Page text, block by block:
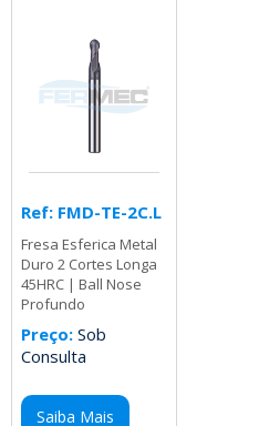
Ref: FMD-TE-2C.L
Fresa Esferica Metal
Duro 2 Cortes Longa
45HRC | Ball Nose
Profundo
Preço:Sob
Consulta
Saiba Mais